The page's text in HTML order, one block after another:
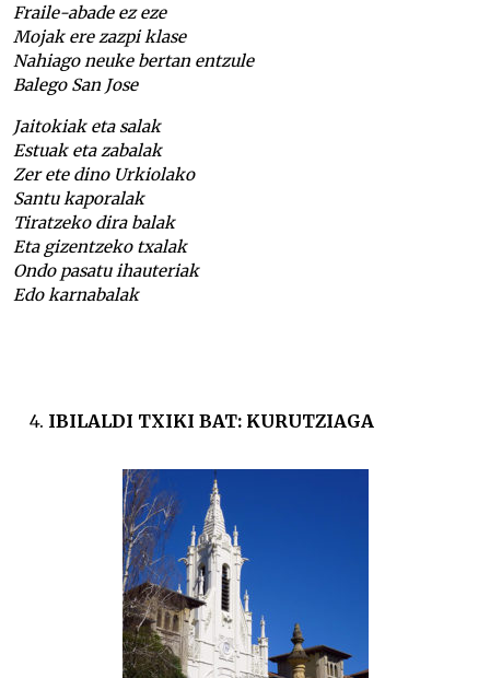
Fraile-abade ez eze
Mojak ere zazpi klase
Nahiago neuke bertan entzule
Balego San Jose
Jaitokiak eta salak
Estuak eta zabalak
Zer ete dino Urkiolako
Santu kaporalak
Tiratzeko dira balak
Eta gizentzeko txalak
Ondo pasatu ihauteriak
Edo karnabalak
IBILALDI TXIKI BAT: KURUTZIAGA